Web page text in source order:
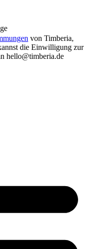
von Timberia,
die Einwilligung zur
hello@timberia.de